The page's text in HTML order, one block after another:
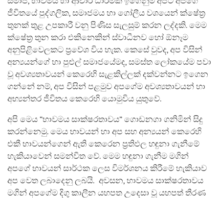
ජීවිතයේ පුද්ගලික, සමාජමය හා ගෝලීය වශයෙන් ක්ෂේත්‍ර
තුනක් තුළ උපකාරී වනු පිණිස සැලසුම් කරන ලද්දකි. මෙම
ක්ෂේත්‍ර තුන කරා එකිනෙකින් ස්වාධීනව හෝ ඕනෑම
අනුපිළිවෙලකට ප්‍රවේශ විය හැක. කෙසේ වුවද, අප විසින්
අන්‍යයන්ගේ හා පුළුල් සමාජයේමද, සමස්ත ලෝකයේම පවා
වූ අවශ්‍යතාවයන් කෙරෙහි සැළකිල්ලක් දක්වන්නට ඉගෙන
ගන්නේ නම්, අප විසින් පළමුව අපගේම අවශ්‍යතාවයන් හා
අභ්‍යන්තර ජීවිතය කෙරෙහි යොමුවිය යුතුවේ.
අපි මෙය “භාවමය සාක්ෂරතාවය” ගොඩනගා ගනිමින් සිදු
කරන්නෙමු. මෙය භාවයන් හා අප සහ අන්‍යයන් කෙරෙහි
එකී භාවයන්ගෙන් ඇති කෙරෙන ප්‍රතිඵල හඳුනා ගැනීමේ
හැකියාවෙන් සමන්විත වේ. මෙම හඳුනා ගැනීම මගින්
අපගේ භාවයන් සාර්ථක ලෙස විමර්ශනය කිරීමේ හැකියාව
අප වෙත ලබාදෙනු ලබයි. අවසන, භාවමය සාක්ෂරතාවය
මගින් අපගේම දිගු කාලීන යහපත උදෙසා වූ යහපත් තීරණ